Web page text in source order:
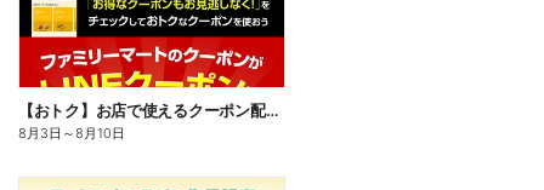
【おトク】お店で使えるクーポン配信中
8月3日 ～8月10日